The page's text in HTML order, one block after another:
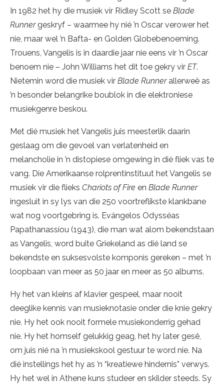
In 1982 het hy die musiek vir Ridley Scott se Blade
Runnergeskryf – waarmee hy nié ’n Oscar verower het
nie, maar wel ’n Bafta- en Golden Globebenoeming.
Trouens, Vangelis is in daardie jaar nie eens vir ’n Oscar
benoem nie – John Williams het dit toe gekry vir ET.
Nietemin word die musiek vir Blade Runner allerweë as
’n besonder belangrike boublok in die elektroniese
musiekgenre beskou.
Met dié musiek het Vangelis juis meesterlik daarin
geslaag om die gevoel van verlatenheid en
melancholie in ’n distopiese omgewing in dié fliek vas te
vang. Die Amerikaanse rolprentinstituut het Vangelis se
musiek vir die flieks Chariots of Fire en Blade Runner
ingesluit in sy lys van die 250 voortreflikste klankbane
wat nog voortgebring is. Evángelos Odysséas
Papathanassíou (1943), die man wat alom bekendstaan
as Vangelis, word buite Griekeland as dié land se
bekendste en suksesvolste komponis gereken – met ’n
loopbaan van meer as 50 jaar en meer as 50 albums.
Hy het van kleins af klavier gespeel, maar nooit
deeglike kennis van musieknotasie onder die knie gekry
nie. Hy het ook nooit formele musiekonderrig gehad
nie. Hy het homself gelukkig geag, het hy later gesê,
om juis nié na ’n musiekskool gestuur te word nie. Na
dié instellings het hy as ’n “kreatiewe hindernis” verwys.
Hy het wel in Athene kuns studeer en skilder steeds. Sy